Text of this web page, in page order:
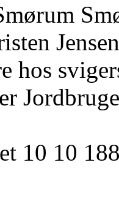
hos
10 10